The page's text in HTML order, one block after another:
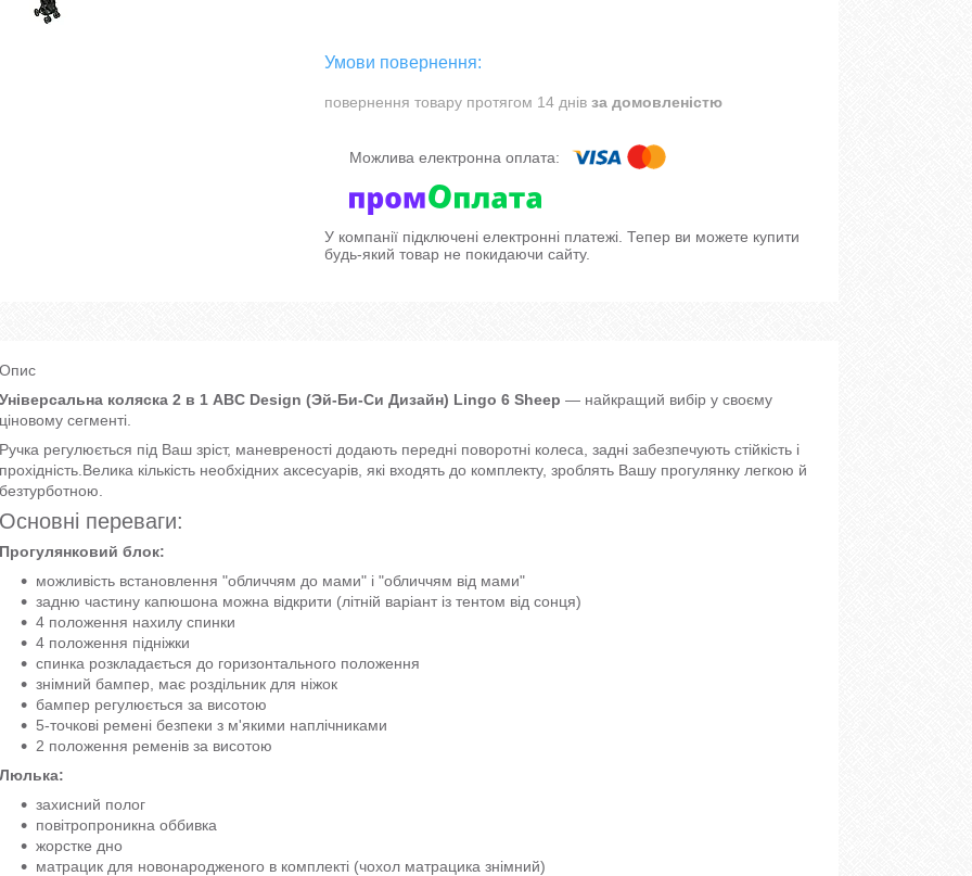
повернення товару протягом 14 днів за домовленістю
У компанії підключені електронні платежі. Тепер ви можете купити
будь-який товар не покидаючи сайту.
Опис
Універсальна коляска 2 в 1 ABC Design (Эй-Би-Си Дизайн) Lingo 6 Sheep — найкращий вибір у своєму
ціновому сегменті.
Ручка регулюється під Ваш зріст, маневреності додають передні поворотні колеса, задні забезпечують стійкість і
прохідність.Велика кількість необхідних аксесуарів, які входять до комплекту, зроблять Вашу прогулянку легкою й
безтурботною.
Основні переваги:
Прогулянковий блок:
можливість встановлення "обличчям до мами" і "обличчям від мами"
задню частину капюшона можна відкрити (літній варіант із тентом від сонця)
4 положення нахилу спинки
4 положення підніжки
спинка розкладається до горизонтального положення
знімний бампер, має роздільник для ніжок
бампер регулюється за висотою
5-точкові ремені безпеки з м'якими наплічниками
2 положення ременів за висотою
Люлька:
захисний полог
повітропроникна оббивка
жорстке дно
матрацик для новонародженого в комплекті (чохол матрацика знімний)